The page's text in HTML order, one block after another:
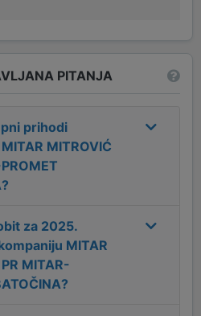
PITANJA
prihodi
MITAR MITROVIĆ
?
za 2025.
MITAR
MITAR-
?